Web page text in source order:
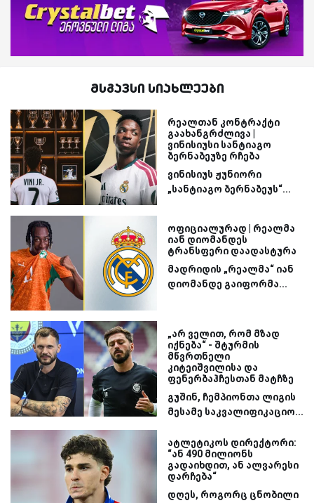
მსგავსი სიახლეები
რეალთან კონტრაქტი
გაახანგრძლივა |
ვინისიუსი სანტიაგო
ბერნაბეუზე რჩება
ვინისიუს ჟუნიორი
„სანტიაგო ბერნაბეუს“...
ოფიციალურად | რეალმა
იან დიომანდეს
ტრანსფერი დაადასტურა
მადრიდის „რეალმა“ იან
დიომანდე გაიფორმა...
„არ ველით, რომ მზად
იქნება“ - შტურმის
მწვრთნელი
კიტეიშვილისა და
ფენერბაჰჩესთან მატჩზე
გუშინ, ჩემპიონთა ლიგის
მესამე საკვალიფიკაციო...
ატლეტიკოს დირექტორი:
“ან 490 მილიონს
გადაიხდით, ან ალვარესი
დარჩება“
დღეს, როგორც ცნობილი